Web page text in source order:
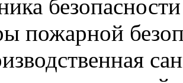
пожарной